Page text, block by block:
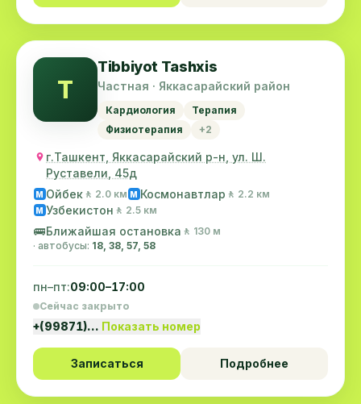
T
Tibbiyot Tashxis
Частная · Яккасарайский район
Кардиология
Терапия
Физиотерапия
+2
г.Ташкент, Яккасарайский р-н, ул. Ш.
Руставели, 45д
M Ойбек 🚶 2.0 км M Космонавтлар 🚶 2.2 км
M Узбекистон 🚶 2.5 км
🚌Ближайшая остановка 🚶 130 м
· автобусы: 18, 38, 57, 58
пн–пт:09:00–17:00
Сейчас закрыто
+(99871)… Показать номер
Записаться Подробнее